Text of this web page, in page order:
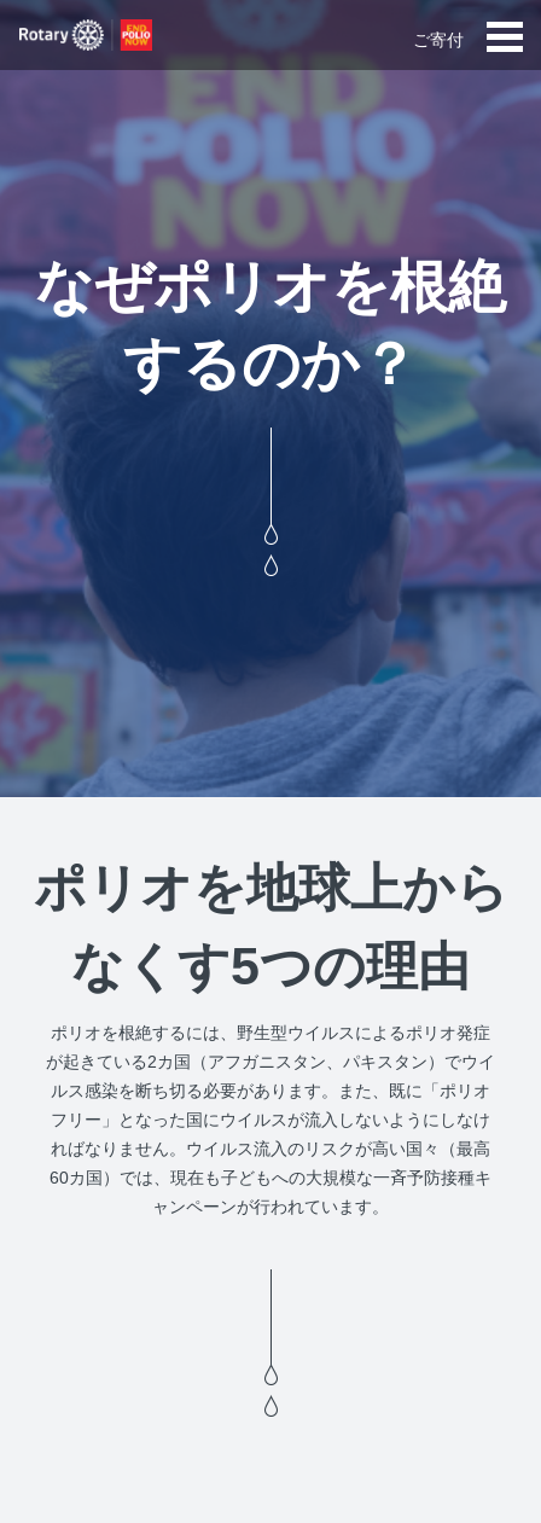
ご寄付
なぜポリオを根絶
するのか？
ポリオを地球上から
なくす5つの理由
ポリオを根絶するには、野生型ウイルスによるポリオ発症
が起きている2カ国（アフガニスタン、パキスタン）でウイ
ルス感染を断ち切る必要があります。また、既に「ポリオ
フリー」となった国にウイルスが流入しないようにしなけ
ればなりません。ウイルス流入のリスクが高い国々（最高
60カ国）では、現在も子どもへの大規模な一斉予防接種キ
ャンペーンが行われています。